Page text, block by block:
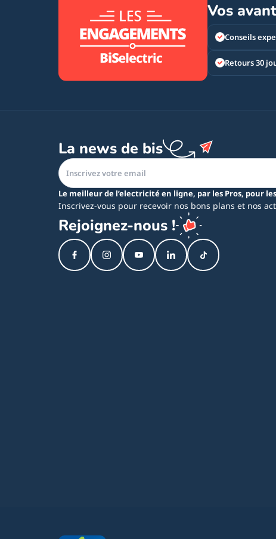
Vos
Conseils
Retours 30
La news de bis
Le meilleur de l’electricité en ligne, par les Pros, pour
Inscrivez-vous pour recevoir nos bons plans et nos
Rejoignez-nous !